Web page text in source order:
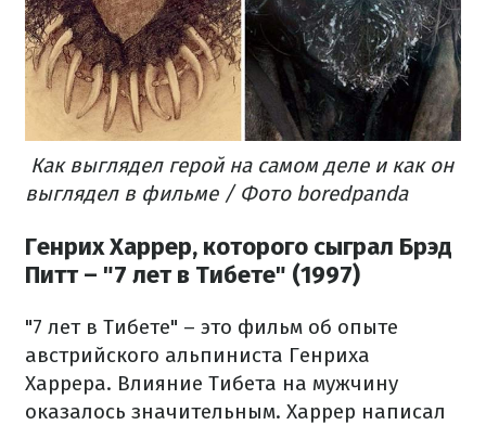
Как выглядел герой на самом деле и как он
выглядел в фильме / Фото boredpanda
Генрих Харрер, которого сыграл Брэд
Питт – "7 лет в Тибете" (1997)
"7 лет в Тибете" – это фильм об опыте
австрийского альпиниста Генриха
Харрера. Влияние Тибета на мужчину
оказалось значительным. Харрер написал